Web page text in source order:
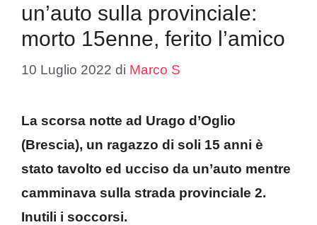
un’auto sulla provinciale:
morto 15enne, ferito l’amico
10 Luglio 2022 di Marco S
La scorsa notte ad Urago d’Oglio
(Brescia), un ragazzo di soli 15 anni è
stato tavolto ed ucciso da un’auto mentre
camminava sulla strada provinciale 2.
Inutili i soccorsi.